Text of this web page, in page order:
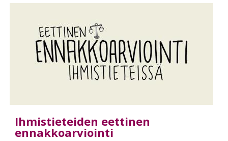
Ihmistieteiden eettinen
ennakkoarviointi